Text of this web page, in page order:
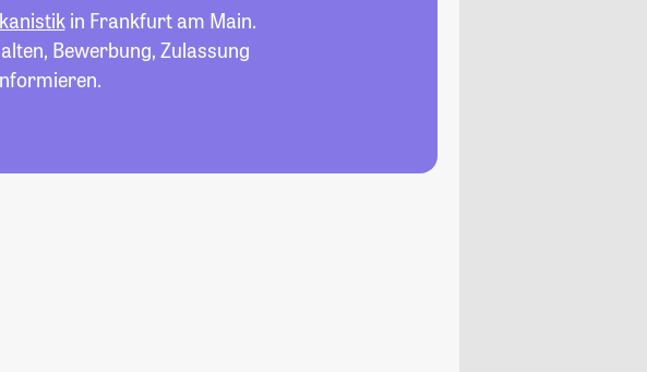
in Frankfurt am Main.
Bewerbung, Zulassung